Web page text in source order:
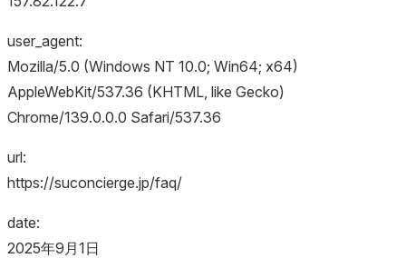
user_agent:
Mozilla/5.0 (Windows NT 10.0; Win64; x64)
AppleWebKit/537.36 (KHTML, like Gecko)
Chrome/139.0.0.0 Safari/537.36
url:
https://suconcierge.jp/faq/
date:
2025年9月1日